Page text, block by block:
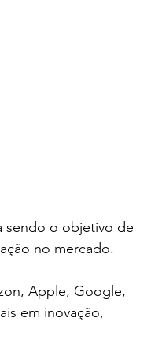
sendo o objetivo de
no mercado.
Apple, Google,
em inovação,